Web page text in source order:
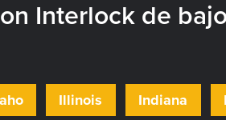
Interlock de
Illinois Indiana